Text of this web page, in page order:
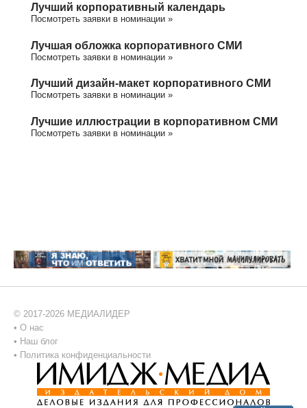
Лучший корпоративный календарь
Посмотреть заявки в номинации »
Лучшая обложка корпоративного СМИ
Посмотреть заявки в номинации »
Лучший дизайн-макет корпоративного СМИ
Посмотреть заявки в номинации »
Лучшие иллюстрации в корпоративном СМИ
Посмотреть заявки в номинации »
© 2017-2026 МЕДИАЛИДЕР
• О нас
• Наш блог
• Политика конфиденциальности